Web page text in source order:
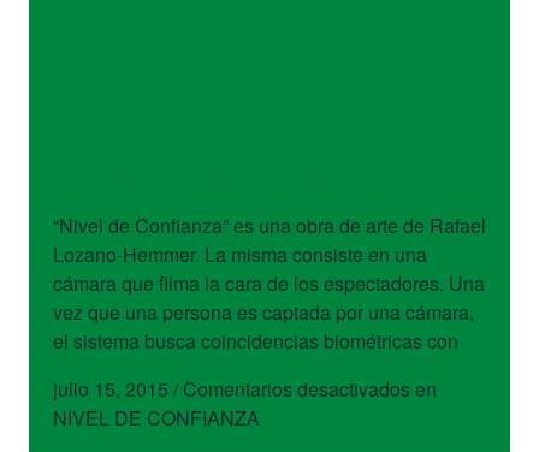
“Nivel de Confianza” es una obra de arte de Rafael
Lozano-Hemmer. La misma consiste en una
cámara que filma la cara de los espectadores. Una
vez que una persona es captada por una cámara,
el sistema busca coincidencias biométricas con
julio 15, 2015 / Comentarios desactivadosen
NIVEL DE CONFIANZA